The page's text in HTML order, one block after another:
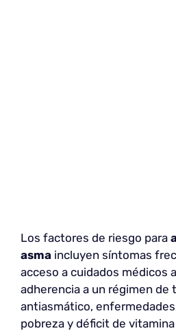
Los factores de riesgo para
asma incluyen síntomas
acceso a cuidados médicos
adherencia a un régimen de
antiasmático,
pobreza y déficit de